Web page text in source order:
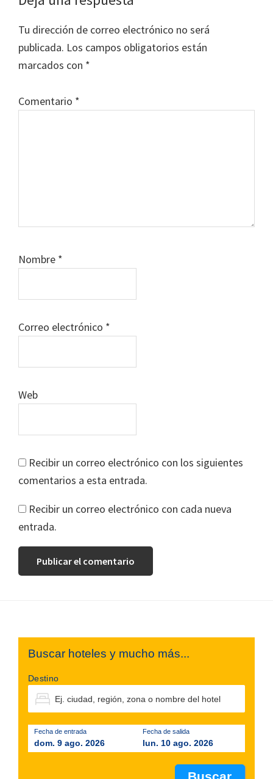
Interactions
Tu dirección de correo electrónico no será
publicada. Los campos obligatorios están
marcados con *
Comentario *
Nombre *
Correo electrónico *
Web
Recibir un correo electrónico con los siguientes
comentarios a esta entrada.
Recibir un correo electrónico con cada nueva
entrada.
FooterBuscar hoteles y mucho más...
Destino
Fecha de entrada
dom. 9 ago. 2026
Fecha de salida
lun. 10 ago. 2026